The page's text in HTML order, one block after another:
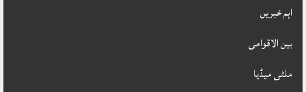
اہم خبریں
بین الاقوامی
ملٹی میڈیا